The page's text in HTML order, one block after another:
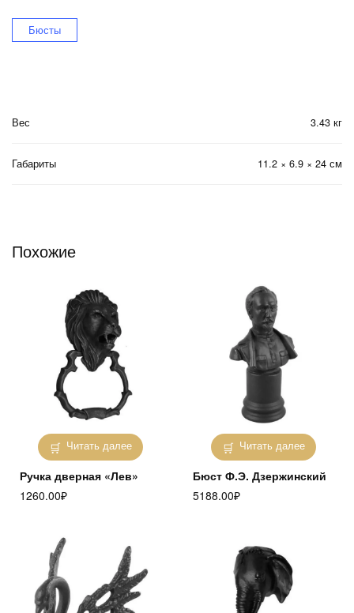
Бюсты
Вес 3.43 кг
Габариты 11.2 × 6.9 × 24 см
Похожие
Читать далее
Ручка дверная «Лев»
1260.00₽
Читать далее
Бюст Ф.Э. Дзержинский
5188.00₽